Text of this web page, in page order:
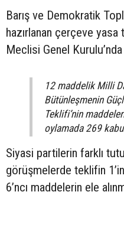
Barış ve Demokratik
hazırlanan çerçeve
Meclisi Genel
12 maddelik Milli
Bütünleşmenin
Teklifi’nin
oylamada 269
Siyasi partilerin farklı
görüşmelerde teklifin
6’ncı maddelerin ele